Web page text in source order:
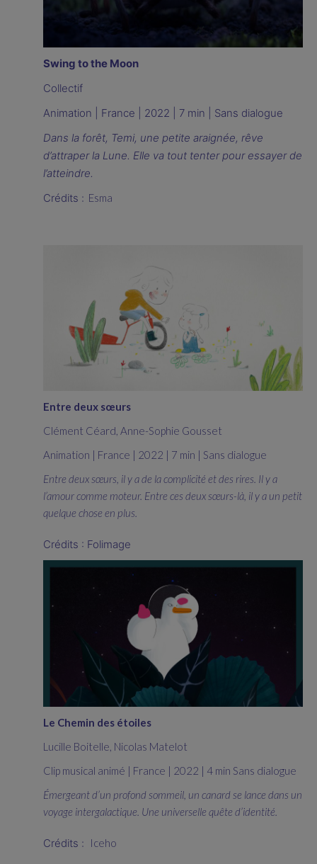
Swing to the Moon
Collectif
Animation | France | 2022 | 7 min | Sans dialogue
Dans la forêt, Temi, une petite araignée, rêve
d’attraper la Lune. Elle va tout tenter pour essayer de
l’atteindre.
Crédits : Esma
Entre deux sœurs
Clément Céard, Anne-Sophie Gousset
Animation | France | 2022 | 7 min | Sans dialogue
Entre deux sœurs, il y a de la complicité et des rires. Il y a
l’amour comme moteur. Entre ces deux sœurs-là, il y a un petit
quelque chose en plus.
Crédits : Folimage
Le Chemin des étoiles
Lucille Boitelle, Nicolas Matelot
Clip musical animé | France | 2022 | 4 min Sans dialogue
Émergeant d’un profond sommeil, un canard se lance dans un
voyage intergalactique. Une universelle quête d’identité.
Crédits : Iceho